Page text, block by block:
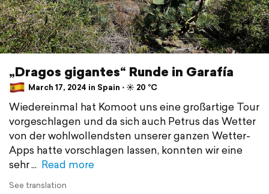
„Dragos gigantes“ Runde in Garafía
March 17, 2024 in Spain ⋅ ☀️ 20 °C
Wiedereinmal hat Komoot uns eine großartige Tour
vorgeschlagen und da sich auch Petrus das Wetter
von der wohlwollendsten unserer ganzen Wetter-
Apps hatte vorschlagen lassen, konnten wir eine
sehr
Read more
See translation